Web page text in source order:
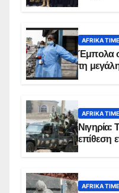
AFRIKA
Έμπολα
τη
AFRIKA
Νιγηρία:
επίθεση
AFRIKA